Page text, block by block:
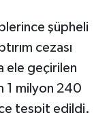
şüpheli
cezası
ele geçirilen
1 milyon 240
tespit edildi.